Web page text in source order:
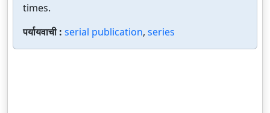
times.
पर्यायवाची : serial publication, series